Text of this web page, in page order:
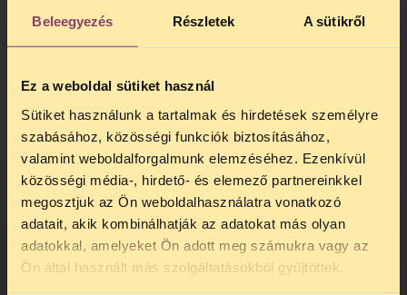
Beleegyezés Részletek A sütikről
Ez a weboldal sütiket használ
Sütiket használunk a tartalmak és hirdetések személyre
szabásához, közösségi funkciók biztosításához,
valamint weboldalforgalmunk elemzéséhez. Ezenkívül
közösségi média-, hirdető- és elemező partnereinkkel
megosztjuk az Ön weboldalhasználatra vonatkozó
adatait, akik kombinálhatják az adatokat más olyan
adatokkal, amelyeket Ön adott meg számukra vagy az
Ön által használt más szolgáltatásokból gyűjtöttek.
fellépni a voksturizmus ellen, ha a településeden
hasonlót tapasztalsz.
HOGYAN JELENTKEZHETEK ÁT AZ
ORSZÁGGYŰLÉSI
Ebben a tájékoztatóban összefoglaljuk, hogy mit
kell tenned, ha a 2026-os országgyűlési
választáson a lakóhelyedtől eltérő helyen
szeretnél szavazni, mert például épp a
nagyszüleidet látogatod azon a hétvégén, vagy
mert például kórházban tartózkodsz egy másik
településen.
BŐVEBBEN
TELEFONOS JOGSEGÉLY